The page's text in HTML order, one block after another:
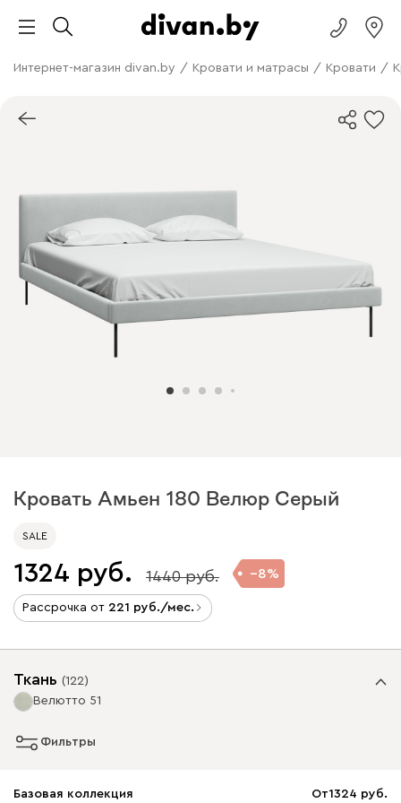
Интернет-магазин divan.by / Кровати и матрасы / Кровати /
Кровать Амьен 180 Велюр Серый
SALE
1324 1440 8
Рассрочка от 221 /мес.
Ткань (122)
Велютто 51
Фильтры
Базовая коллекция От1324